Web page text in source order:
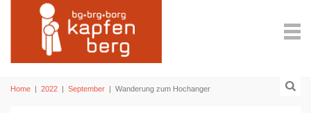
Home | 2022 | September | Wanderung zum Hochanger